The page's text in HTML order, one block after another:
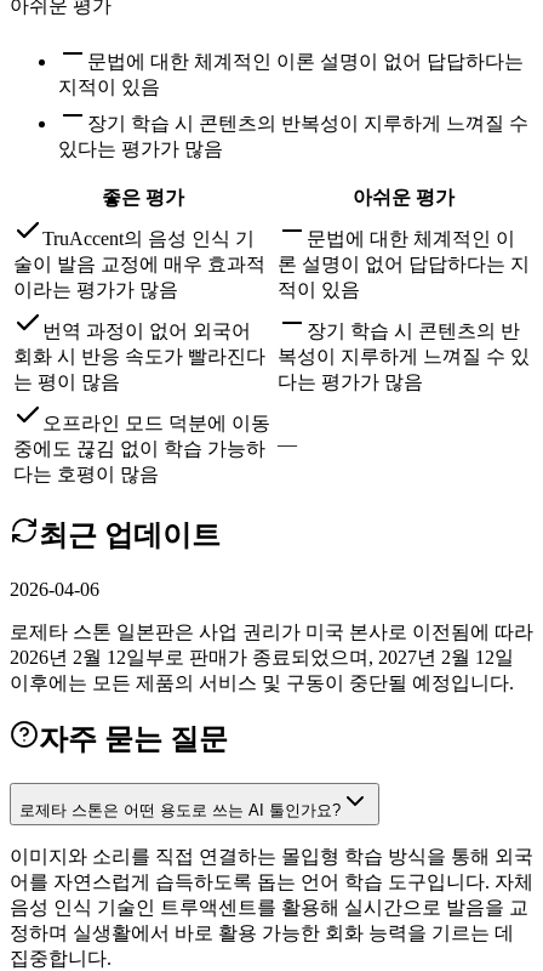
아쉬운 평가
문법에 대한 체계적인 이론 설명이 없어 답답하다는
지적이 있음
장기 학습 시 콘텐츠의 반복성이 지루하게 느껴질 수
있다는 평가가 많음
좋은 평가
아쉬운 평가
TruAccent의 음성 인식 기
술이 발음 교정에 매우 효과적
이라는 평가가 많음
문법에 대한 체계적인 이
론 설명이 없어 답답하다는 지
적이 있음
번역 과정이 없어 외국어
회화 시 반응 속도가 빨라진다
는 평이 많음
장기 학습 시 콘텐츠의 반
복성이 지루하게 느껴질 수 있
다는 평가가 많음
오프라인 모드 덕분에 이동
중에도 끊김 없이 학습 가능하
다는 호평이 많음
—
최근 업데이트
2026-04-06
로제타 스톤 일본판은 사업 권리가 미국 본사로 이전됨에 따라
2026년 2월 12일부로 판매가 종료되었으며, 2027년 2월 12일
이후에는 모든 제품의 서비스 및 구동이 중단될 예정입니다.
자주 묻는 질문
로제타 스톤은 어떤 용도로 쓰는 AI 툴인가요?
이미지와 소리를 직접 연결하는 몰입형 학습 방식을 통해 외국
어를 자연스럽게 습득하도록 돕는 언어 학습 도구입니다. 자체
음성 인식 기술인 트루액센트를 활용해 실시간으로 발음을 교
정하며 실생활에서 바로 활용 가능한 회화 능력을 기르는 데
집중합니다.